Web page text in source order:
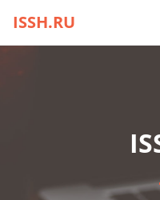
ISSH.RU